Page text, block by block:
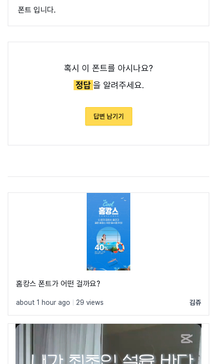
폰트 입니다.
혹시 이 폰트를 아시나요?
정답을 알려주세요.
답변 남기기
홈캉스 폰트가 어떤 걸까요?
about 1 hour ago 29 views 김쥬